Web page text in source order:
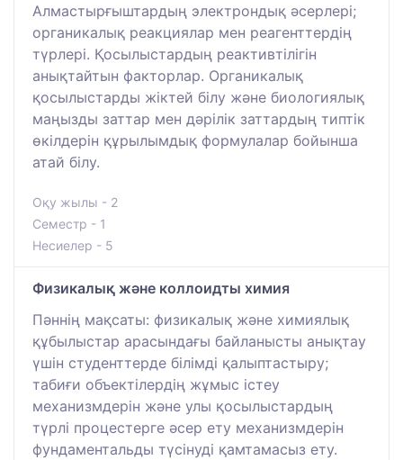
Алмастырғыштардың электрондық әсерлері;
органикалық реакциялар мен реагенттердің
түрлері. Қосылыстардың реактивтілігін
анықтайтын факторлар. Органикалық
қосылыстарды жіктей білу және биологиялық
маңызды заттар мен дәрілік заттардың типтік
өкілдерін құрылымдық формулалар бойынша
атай білу.
Оқу жылы - 2
Семестр - 1
Несиелер - 5
Физикалық және коллоидты химия
Пәннің мақсаты: физикалық және химиялық
құбылыстар арасындағы байланысты анықтау
үшін студенттерде білімді қалыптастыру;
табиғи объектілердің жұмыс істеу
механизмдерін және улы қосылыстардың
түрлі процестерге әсер ету механизмдерін
фундаментальды түсінуді қамтамасыз ету.